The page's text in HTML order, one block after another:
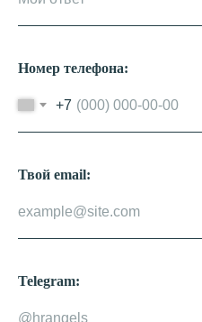
Номер телефона:
+7
Твой email:
Telegram: